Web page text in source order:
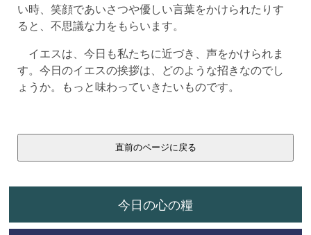
い時、笑顔であいさつや優しい言葉をかけられたりす
ると、不思議な力をもらいます。
イエスは、今日も私たちに近づき、声をかけられま
す。今日のイエスの挨拶は、どのような招きなのでし
ょうか。もっと味わっていきたいものです。
今日の心の糧